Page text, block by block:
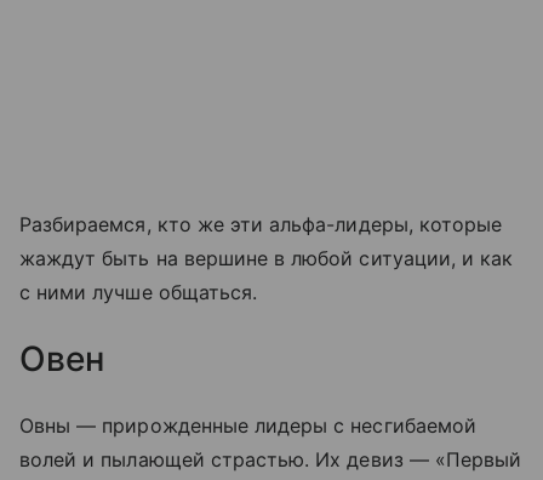
Разбираемся, кто же эти альфа-лидеры, которые
жаждут быть на вершине в любой ситуации, и как
с ними лучше общаться.
Овен
Овны — прирожденные лидеры с несгибаемой
волей и пылающей страстью. Их девиз — «Первый